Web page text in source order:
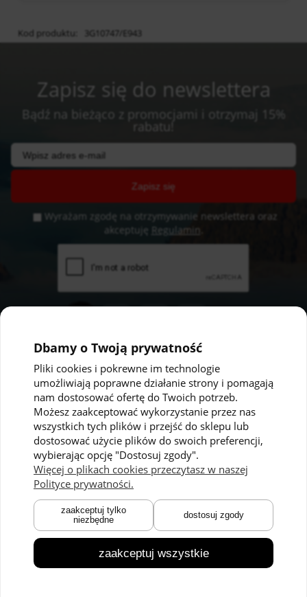
Kod produktu: 3G10747/E943
Zapisz się do newslettera
Bądź na bieżąco z promocjami i otrzymaj 15%
rabatu!
Zapisz się
Wyrażam zgodę na otrzymywanie newslettera oraz
akceptuję Regulamin
Pomoc
Polityka prywatności
Regulaminy
Kontakt
Moje konto
Twoje zamówienia
Ustawienia konta
Przechowalnia
Płatności i dostawa
Zwroty i reklamacje
O nas
O marce
Technologie
Blog
Dbamy o Twoją prywatność
Pliki cookies i pokrewne im technologie
umożliwiają poprawne działanie strony i pomagają
nam dostosować ofertę do Twoich potrzeb.
Możesz zaakceptować wykorzystanie przez nas
wszystkich tych plików i przejść do sklepu lub
dostosować użycie plików do swoich preferencji,
wybierając opcję "Dostosuj zgody".
Więcej o plikach cookies przeczytasz w naszej
Polityce prywatności.
zaakceptuj tylko
niezbędne
dostosuj zgody
zaakceptuj wszystkie